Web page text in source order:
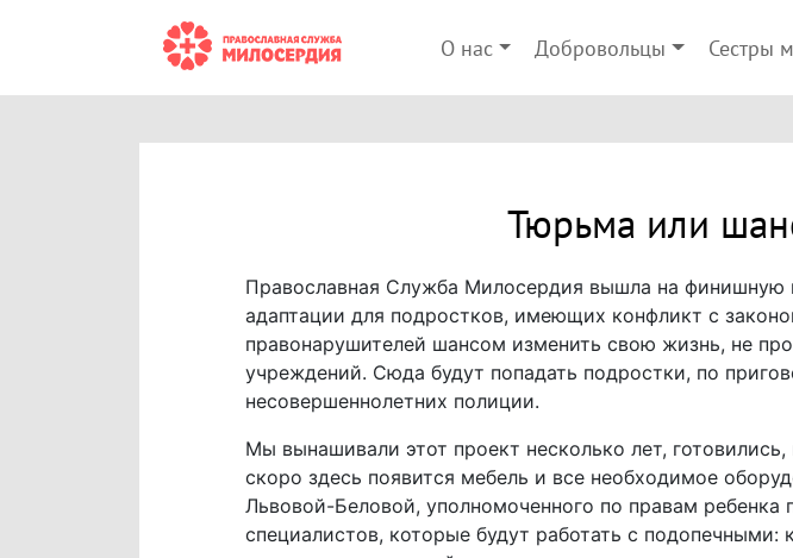
О нас Добровольцы Сестры
Тюрьма или
Православная Служба Милосердия вышла на
адаптации для подростков, имеющих конфликт с
правонарушителей шансом изменить свою жизнь, не
учреждений. Сюда будут попадать подростки, по
несовершеннолетних полиции.
Мы вынашивали этот проект несколько лет,
скоро здесь появится мебель и все необходимое
Львовой-Беловой, уполномоченного по правам
специалистов, которые будут работать с подопечными: